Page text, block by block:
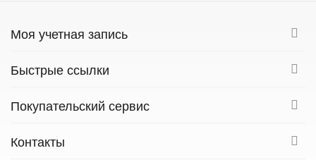
Моя учетная запись
Быстрые ссылки
Покупательский сервис
Контакты